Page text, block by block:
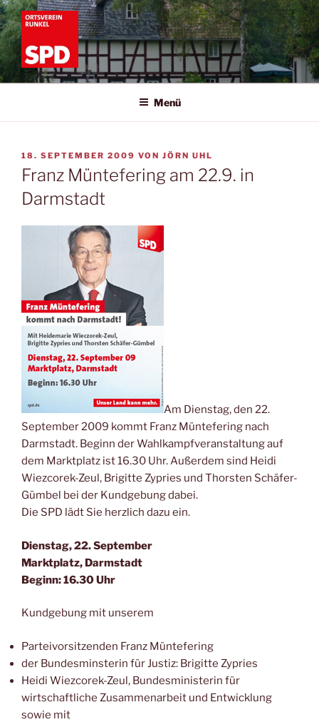
Zum
Inhalt
springen
SPD RUNKEL
Informationen zur SPD Runkel
Menü
VERÖFFENTLICHT
AM
18. SEPTEMBER 2009 VON JÖRN UHL
Franz Müntefering am 22.9. in
Darmstadt
Am Dienstag, den 22.
September 2009 kommt Franz Müntefering nach
Darmstadt. Beginn der Wahlkampfveranstaltung auf
dem Marktplatz ist 16.30 Uhr. Außerdem sind Heidi
Wiezcorek-Zeul, Brigitte Zypries und Thorsten Schäfer-
Gümbel bei der Kundgebung dabei.
Die SPD lädt Sie herzlich dazu ein.
Dienstag, 22. September
Marktplatz, Darmstadt
Beginn: 16.30 Uhr
Kundgebung mit unserem
Parteivorsitzenden Franz Müntefering
der Bundesminsterin für Justiz: Brigitte Zypries
Heidi Wiezcorek-Zeul, Bundesministerin für
wirtschaftliche Zusammenarbeit und Entwicklung
sowie mit